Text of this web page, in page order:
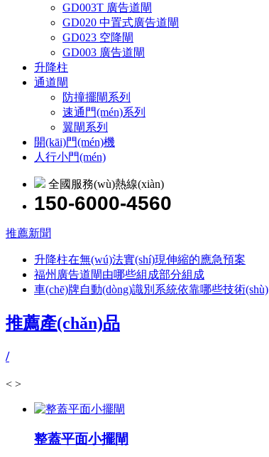
GD003T 廣告道閘
GD020 中置式廣告道閘
GD023 空降閘
GD003 廣告道閘
升降柱
通道閘
防撞擺閘系列
速通門(mén)系列
翼閘系列
開(kāi)門(mén)機
人行小門(mén)
全國服務(wù)熱線(xiàn)
150-6000-4560
推薦新聞
升降柱在無(wú)法實(shí)現伸縮的應急預案
福州廣告道閘由哪些組成部分組成
車(chē)牌自動(dòng)識別系統依靠哪些技術(shù)
推薦產(chǎn)品
/
< >
整蓋平面小擺閘